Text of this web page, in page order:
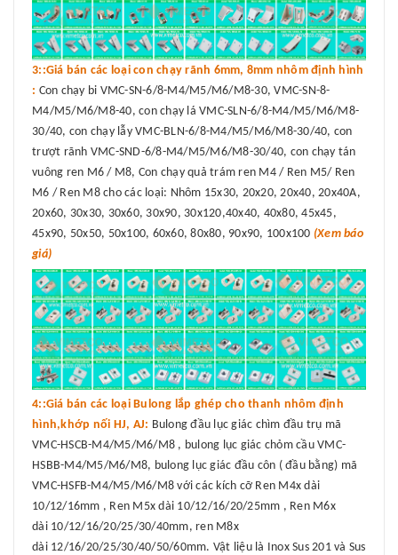
3::Giá bán các loại con chạy rãnh 6mm, 8mm nhôm định hình
: Con chạy bi VMC-SN-6/8-M4/M5/M6/M8-30, VMC-SN-8-
M4/M5/M6/M8-40, con chạy lá VMC-SLN-6/8-M4/M5/M6/M8-
30/40, con chạy lẫy VMC-BLN-6/8-M4/M5/M6/M8-30/40, con
trượt rãnh VMC-SND-6/8-M4/M5/M6/M8-30/40, con chạy tán
vuông ren M6 / M8, Con chạy quả trám ren M4 / Ren M5/ Ren
M6 / Ren M8 cho các loại: Nhôm 15x30, 20x20, 20x40, 20x40A,
20x60, 30x30, 30x60, 30x90, 30x120,40x40, 40x80, 45x45,
45x90, 50x50, 50x100, 60x60, 80x80, 90x90, 100x100 (Xem báo
giá)
4::Giá bán các loại Bulong lắp ghép cho thanh nhôm định
hình,khớp nối HJ, AJ: Bulong đầu lục giác chìm đầu trụ mã
VMC-HSCB-M4/M5/M6/M8 , bulong lục giác chỏm cầu VMC-
HSBB-M4/M5/M6/M8, bulong lục giác đầu côn ( đầu bằng) mã
VMC-HSFB-M4/M5/M6/M8 với các kích cỡ Ren M4x dài
10/12/16mm , Ren M5x dài 10/12/16/20/25mm , Ren M6x
dài 10/12/16/20/25/30/40mm, ren M8x
dài 12/16/20/25/30/40/50/60mm. Vật liệu là Inox Sus 201 và Sus